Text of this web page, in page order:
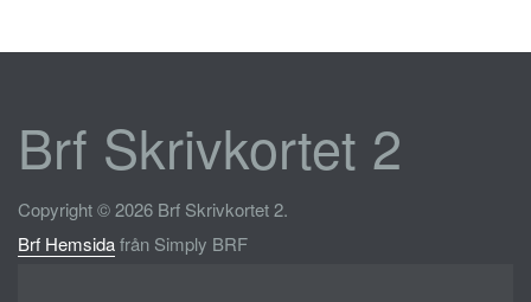
Brf Skrivkortet 2
Copyright © 2026 Brf Skrivkortet 2.
Brf Hemsidafrån Simply BRF